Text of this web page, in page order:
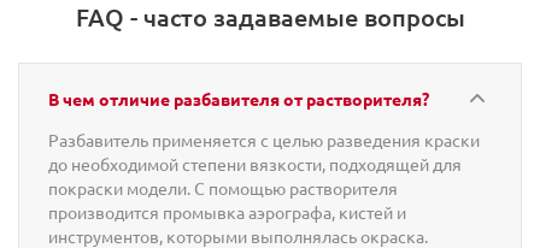
FAQ - часто задаваемые вопросы
В чем отличие разбавителя от растворителя?
Разбавитель применяется с целью разведения краски
до необходимой степени вязкости, подходящей для
покраски модели. С помощью растворителя
производится промывка аэрографа, кистей и
инструментов, которыми выполнялась окраска.